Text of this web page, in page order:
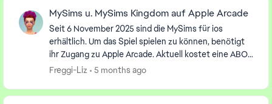
MySims u. MySims Kingdom auf Apple Arcade
Seit 6 November 2025 sind die MySims für ios
erhältlich. Um das Spiel spielen zu können, benötigt
ihr Zugang zu Apple Arcade. Aktuell kostet eine ABO
6,99 €uro im Monat und kann mit 5 weiteren F...
Freggi-Liz 5 months ago